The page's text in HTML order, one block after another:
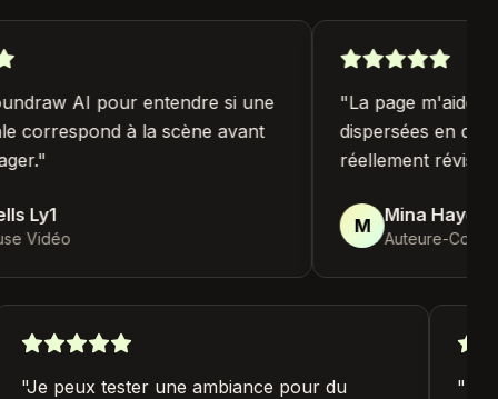
AI pour entendre si une
correspond à la scène avant
"
Ly1
Vidéo
La page m'aide à
dispersées en
réellement réviser.
M Mina Hayes
Auteure-
"Je peux tester une ambiance pour du